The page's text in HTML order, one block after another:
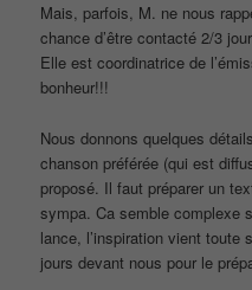
Mais, parfois, M. ne nous
chance d’être contacté 2/3
Elle est coordinatrice de
bonheur!!!
Nous donnons quelques
chanson préférée (qui est
proposé. Il faut préparer un
sympa. Ca semble complexe
lance, l’inspiration vient toute
jours devant nous pour le